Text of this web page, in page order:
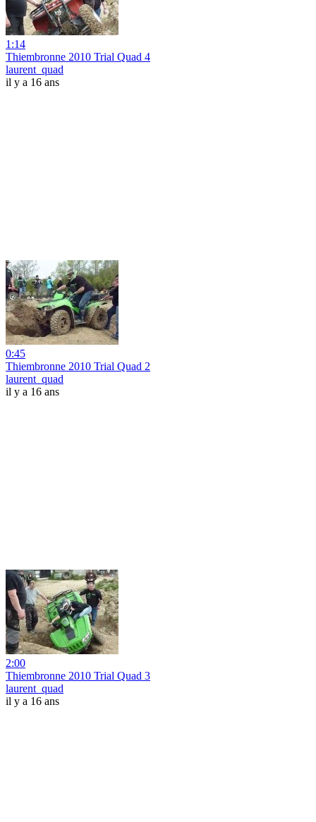
1:14
Thiembronne 2010 Trial Quad 4
laurent_quad
il y a 16 ans
0:45
Thiembronne 2010 Trial Quad 2
laurent_quad
il y a 16 ans
2:00
Thiembronne 2010 Trial Quad 3
laurent_quad
il y a 16 ans